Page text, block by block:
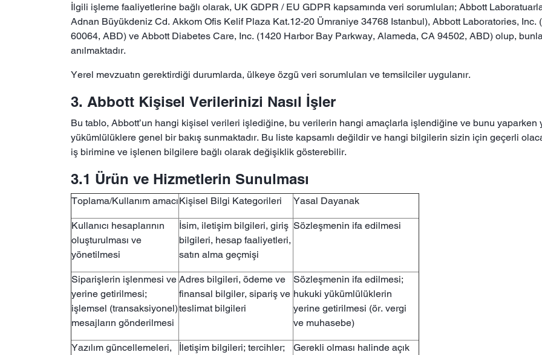
İlgili işleme faaliyetlerine bağlı olarak, UK GDPR / EU GDPR kapsamında veri sorumluları; Abbott
Adnan Büyükdeniz Cd. Akkom Ofis Kelif Plaza Kat.12-20 Ümraniye 34768 Istanbul), Abbott Laboratories,
60064, ABD) ve Abbott Diabetes Care, Inc. (1420 Harbor Bay Parkway, Alameda, CA 94502, ABD) olup,
anılmaktadır.
Yerel mevzuatın gerektirdiği durumlarda, ülkeye özgü veri sorumluları ve temsilciler uygulanır.
3. Abbott Kişisel Verilerinizi Nasıl İşler
Bu tablo, Abbott’un hangi kişisel verileri işlediğine, bu verilerin hangi amaçlarla işlendiğine ve bunu yaparken
yükümlülüklere genel bir bakış sunmaktadır. Bu liste kapsamlı değildir ve hangi bilgilerin sizin için geçerli
iş birimine ve işlenen bilgilere bağlı olarak değişiklik gösterebilir.
3.1 Ürün ve Hizmetlerin Sunulması
Toplama/Kullanım amacıKişisel Bilgi Kategorileri Yasal Dayanak
Kullanıcı hesaplarının
oluşturulması ve
yönetilmesi
İsim, iletişim bilgileri, giriş
bilgileri, hesap faaliyetleri,
satın alma geçmişi
Sözleşmenin ifa edilmesi
Siparişlerin işlenmesi ve
yerine getirilmesi;
işlemsel (transaksiyonel)
mesajların gönderilmesi
Adres bilgileri, ödeme ve
finansal bilgiler, sipariş ve
teslimat bilgileri
Sözleşmenin ifa edilmesi;
hukuki yükümlülüklerin
yerine getirilmesi (ör. vergi
ve muhasebe)
Yazılım güncellemeleri,
İletişim bilgileri; tercihler;
Gerekli olması halinde açık